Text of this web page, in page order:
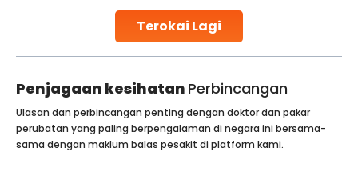
Terokai Lagi
Studies, such as one published
Penjagaan kesihatan Perbincangan
Ulasan dan perbincangan penting dengan doktor dan pakar
perubatan yang paling berpengalaman di negara ini bersama-
sama dengan maklum balas pesakit di platform kami.